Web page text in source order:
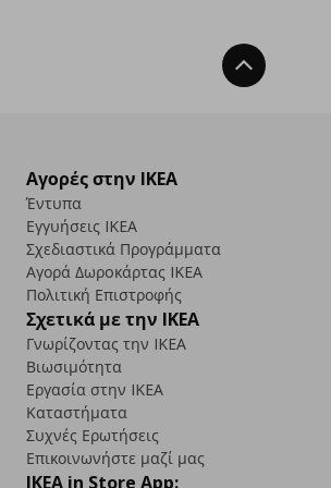
Back To Top
Αγορές στην IKEA
Έντυπα
Εγγυήσεις IKEA
Σχεδιαστικά Προγράμματα
Αγορά Δωρoκάρτας IKEA
Πολιτική Επιστροφής
Σχετικά με την IKEA
Γνωρίζοντας την IKEA
Βιωσιμότητα
Εργασία στην IKEA
Καταστήματα
Συχνές Ερωτήσεις
Επικοινωνήστε μαζί μας
IKEA in Store App: